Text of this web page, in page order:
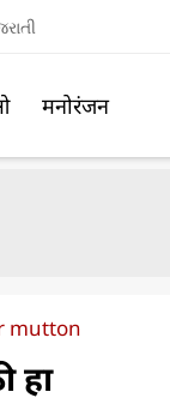
मनोरंजन
mutton
हा